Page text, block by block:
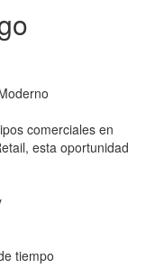
comerciales en
esta oportunidad
tiempo